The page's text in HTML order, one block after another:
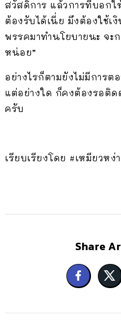
สวัสดิการ แล้วการที่บอก
ต้องรับได้เนี่ย มึงต้องใช้เ
พรรคมาทำนโยบายนะ จ
หน่อย”
อย่างไรก็ตามยังไม่มีการ
แต่อย่างใด ก็คงต้องรอติด
ครับ
เรียบเรียงโดย #เหมียวหง่
Share